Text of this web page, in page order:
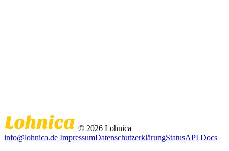
© 2026 Lohnica
info@lohnica.de ImpressumDatenschutzerklärungStatusAPI Docs